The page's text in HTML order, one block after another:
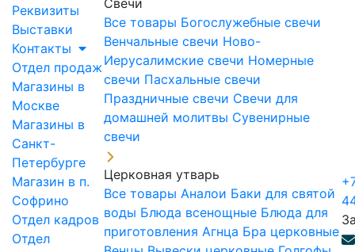
Реквизиты
Выставки
Контакты
Отдел продаж
Магазины в
Москве
Магазины в
Санкт-
Петербурге
Магазин в п.
Софрино
Отдел кадров
Отдел
Свечи
Все товары Богослужебные свечи
Венчальные свечи Ново-
Иерусалимские свечи Номерные
свечи Пасхальные свечи
Праздничные свечи Свечи для
домашней молитвы Сувенирные
свечи
Церковная утварь
Все товары Аналои Баки для святой
воды Блюда всенощные Блюда для
приготовления Агнца Бра церковные